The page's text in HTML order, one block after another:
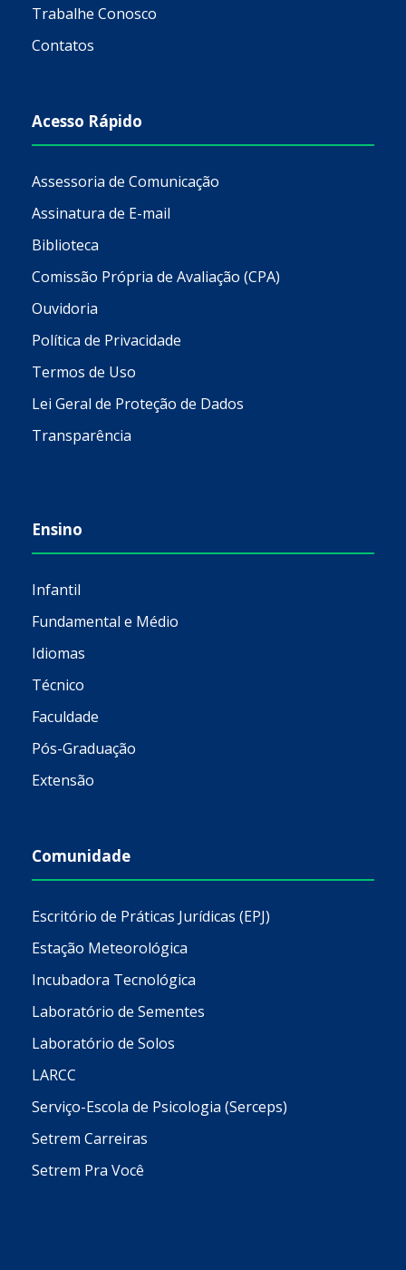
Trabalhe Conosco
Contatos
Acesso Rápido
Assessoria de Comunicação
Assinatura de E-mail
Biblioteca
Comissão Própria de Avaliação (CPA)
Ouvidoria
Política de Privacidade
Termos de Uso
Lei Geral de Proteção de Dados
Transparência
Ensino
Infantil
Fundamental e Médio
Idiomas
Técnico
Faculdade
Pós-Graduação
Extensão
Comunidade
Escritório de Práticas Jurídicas (EPJ)
Estação Meteorológica
Incubadora Tecnológica
Laboratório de Sementes
Laboratório de Solos
LARCC
Serviço-Escola de Psicologia (Serceps)
Setrem Carreiras
Setrem Pra Você